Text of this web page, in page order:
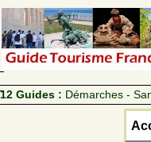
12 Guides : Démarches -